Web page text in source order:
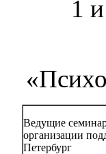
1
Ведущие
организации
Петербург